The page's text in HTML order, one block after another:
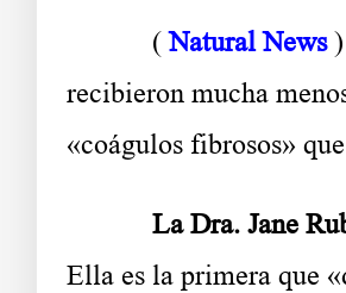
(Natural News)
recibieron mucha
«coágulos fibrosos»
La Dra. Jane Ruby
Ella es la primera que